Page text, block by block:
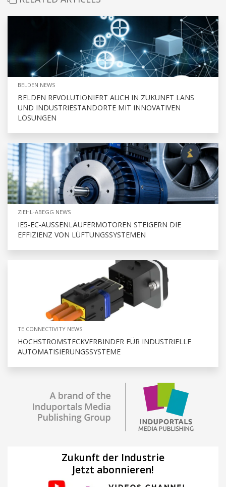
BELDEN NEWS
BELDEN REVOLUTIONIERT AUCH IN ZUKUNFT LANS
UND INDUSTRIESTANDORTE MIT INNOVATIVEN
LÖSUNGEN
ZIEHL-ABEGG NEWS
IE5-EC-AUSSENLÄUFERMOTOREN STEIGERN DIE E
FFIZIENZ VON LÜFTUNGSSYSTEMEN
TE CONNECTIVITY NEWS
HOCHSTROMSTECKVERBINDER FÜR INDUSTRIELLE
AUTOMATISIERUNGSSYSTEME
Zukunft der Industrie
Jetzt abonnieren!